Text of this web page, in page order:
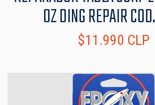
OZ DING REPAIR
$11.990 CLP